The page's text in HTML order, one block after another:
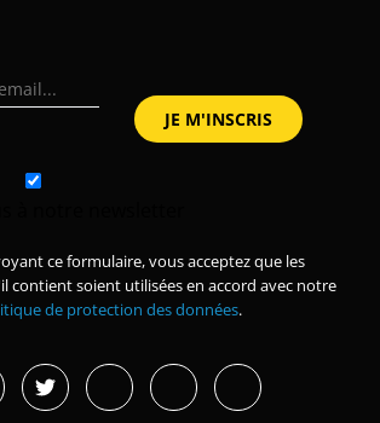
ce formulaire, vous acceptez que les
contient soient utilisées en accord avec notre
de protection des données.